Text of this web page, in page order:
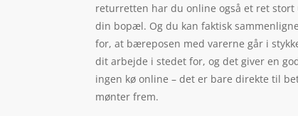
returretten har du online også et ret
din bopæl. Og du kan faktisk
for, at bæreposen med varerne går i
dit arbejde i stedet for, og det giver en
ingen kø online – det er bare direkte til
mønter frem.